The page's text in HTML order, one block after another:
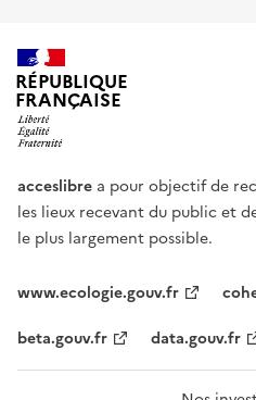
RÉPUBLIQUE
FRANÇAISE
acceslibre a pour objectif de
les lieux recevant du public et
le plus largement possible.
www.ecologie.gouv.fr
beta.gouv.fr
data.gouv.fr